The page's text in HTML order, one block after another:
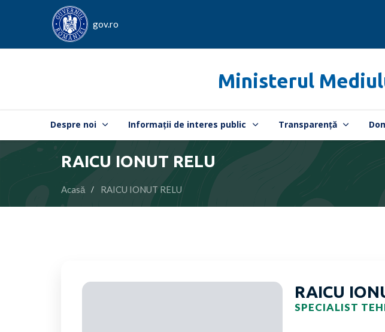
gov.ro
Ministerul
Despre noi Informații de interes public Transparență
RAICU IONUT RELU
Acasă RAICU IONUT RELU
RAICU
SPECIALIST